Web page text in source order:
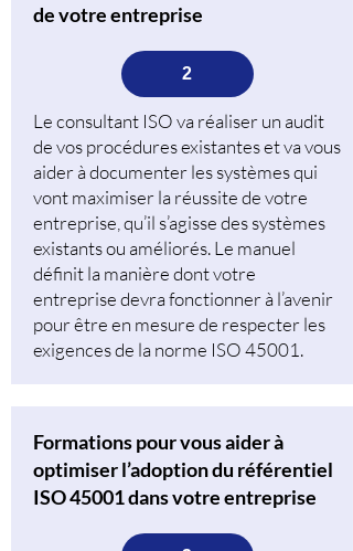
de votre entreprise
2
Le consultant ISO va réaliser un audit
de vos procédures existantes et va vous
aider à documenter les systèmes qui
vont maximiser la réussite de votre
entreprise, qu’il s’agisse des systèmes
existants ou améliorés. Le manuel
définit la manière dont votre
entreprise devra fonctionner à l’avenir
pour être en mesure de respecter les
exigences de la norme ISO 45001.
Formations pour vous aider à
optimiser l’adoption du référentiel
ISO 45001 dans votre entreprise